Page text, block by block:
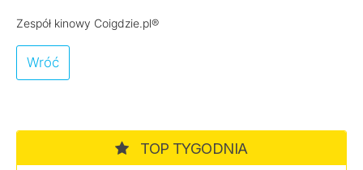
Zespół kinowy Coigdzie.pl®
Wróć
TOP TYGODNIA